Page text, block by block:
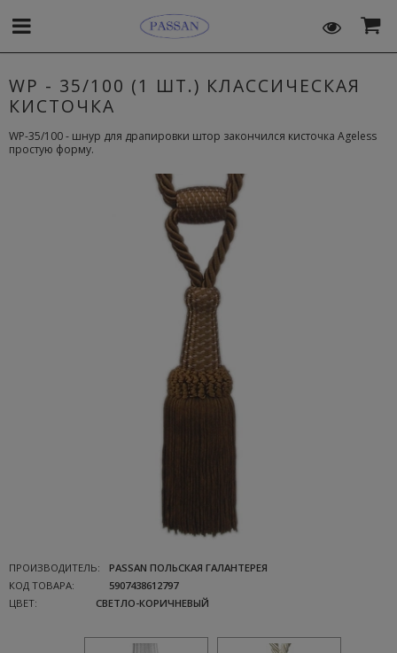
WP - 35/100 (1 ШТ.) КЛАССИЧЕСКАЯ
КИСТОЧКА
WP-35/100 - шнур для драпировки штор закончился кисточка Ageless
простую форму.
ПРОИЗВОДИТЕЛЬ:
PASSAN ПОЛЬСКАЯ ГАЛАНТЕРЕЯ
КОД ТОВАРА:
5907438612797
ЦВЕТ:
СВЕТЛО-КОРИЧНЕВЫЙ